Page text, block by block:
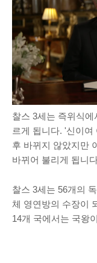
찰스 3세는 즉위식
르게 됩니다. '신이여
후 바뀌지 않았지만
바뀌어 불리게 됩니
찰스 3세는 56개의
체 영연방의 수장이
14개 국에서는 국왕